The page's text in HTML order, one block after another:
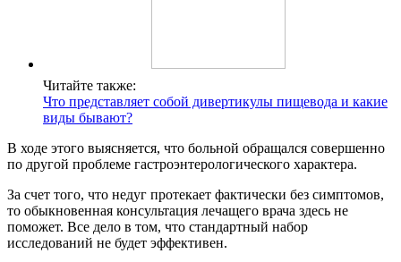
Читайте также:
Что представляет собой дивертикулы пищевода и какие
виды бывают?
В ходе этого выясняется, что больной обращался совершенно
по другой проблеме гастроэнтерологического характера.
За счет того, что недуг протекает фактически без симптомов,
то обыкновенная консультация лечащего врача здесь не
поможет. Все дело в том, что стандартный набор
исследований не будет эффективен.